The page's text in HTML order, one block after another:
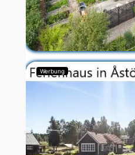
Werbung